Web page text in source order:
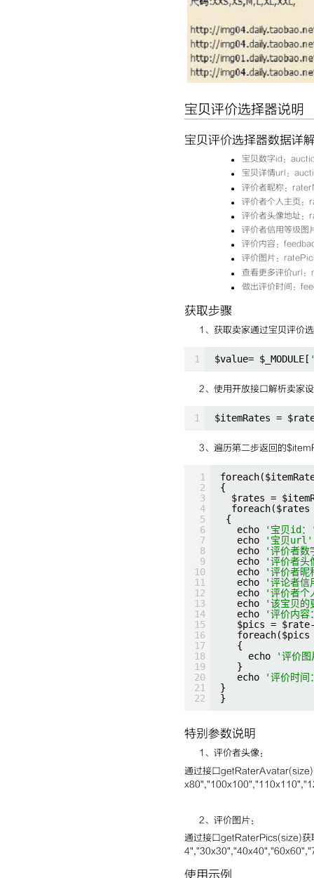
宝贝评价选择器说明
宝贝评价选择器数据详
宝贝数字id：
宝贝详情url：
评价者昵称：
评价者个人主页：
评价者头像地址
评价者信用等级
评价内容：
评价图片：
查看更多评价url
做出评价时间：
获取步骤
1、获取卖家通过宝贝评价
1 $value= $_MODULE[
2、使用开放接口解析卖家
1 $itemRates =
3、遍历第二步返回的
1
2
3
4
5
6
7
8
9
10
11
12
13
14
15
16
17
18
19
20
21
22
{
$rates =
{
echo
'宝贝id
echo
'宝贝url'
echo
'评价者
echo
'评价者头
echo
'评价者昵
echo
'评论者信
echo
'评价者个
echo
'该宝贝的
echo
'评价内
$pics =
{
echo
'评价
}
echo
'评价时
}
}
特别参数说明
1、评价者头像：
通过接口
2、评价图片：
通过接口getRaterPics(size)获
使用示例